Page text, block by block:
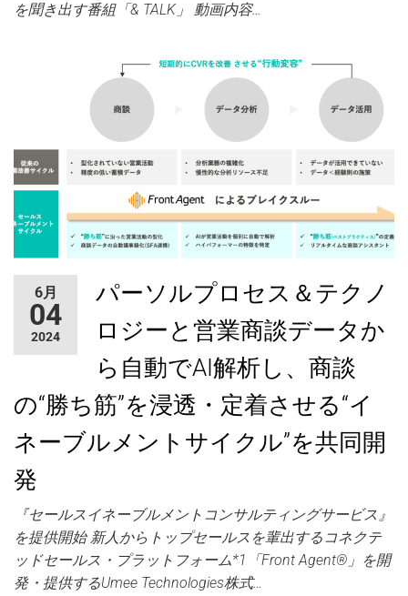
を聞き出す番組「& TALK」 動画内容…
6月
04
2024
パーソルプロセス＆テクノ
ロジーと営業商談データか
ら自動でAI解析し、商談
の“勝ち筋”を浸透・定着させる“イ
ネーブルメントサイクル”を共同開
発
『セールスイネーブルメントコンサルティングサービス』
を提供開始 新人からトップセールスを輩出するコネクテ
ッドセールス・プラットフォーム*1「Front Agent®」を開
発・提供するUmee Technologies株式…